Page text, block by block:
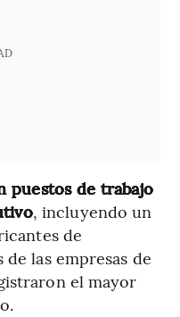
puestos de trabajo
, incluyendo un
de
las empresas de
el mayor